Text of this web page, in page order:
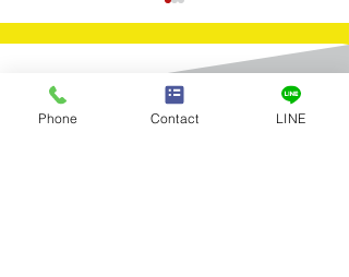
Contact
​お問合せ
Phone Contact LINE